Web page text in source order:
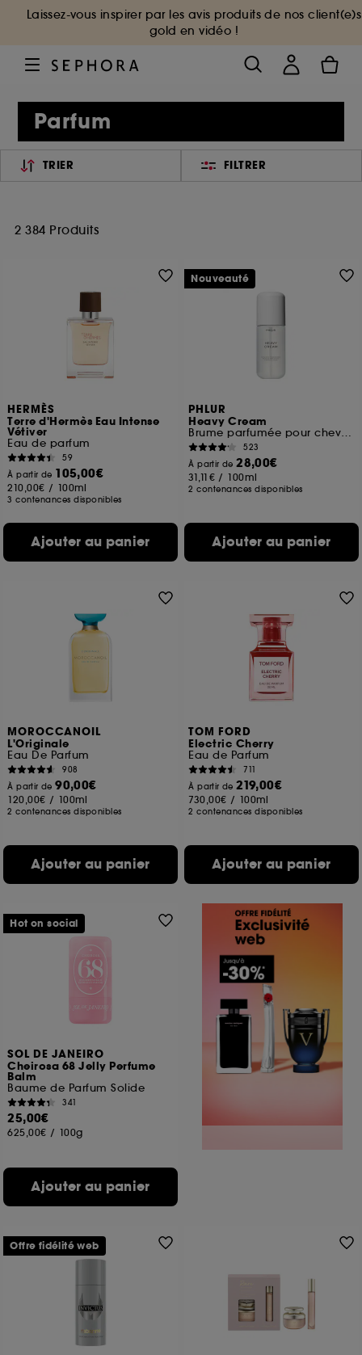
Laissez-vous inspirer par les avis produits de nos client(e)s
gold en vidéo !
Parfum
TRIER FILTRER
2 384 Produits
HERMÈS
Terre d'Hermès Eau Intense
Vétiver
Eau de parfum
59
À partir de 105,00€
210,00€ / 100ml
3 contenances disponibles
Ajouter au panier
PHLUR
Heavy Cream
Brume parfumée pour cheveux et corps
523
À partir de28,00€
31,11€ / 100ml
2 contenances disponibles
Ajouter au panier
Nouveauté
MOROCCANOIL
L'Originale
Eau De Parfum
908
À partir de90,00€
120,00€ / 100ml
2 contenances disponibles
Ajouter au panier
TOM FORD
Electric Cherry
Eau de Parfum
711
À partir de219,00€
730,00€ / 100ml
2 contenances disponibles
Ajouter au panier
SOL DE JANEIRO
Cheirosa 68 Jelly Perfume
Balm
Baume de Parfum Solide
341
25,00€
625,00€ / 100g
Ajouter au panier
Hot on social
Offre fidélité web